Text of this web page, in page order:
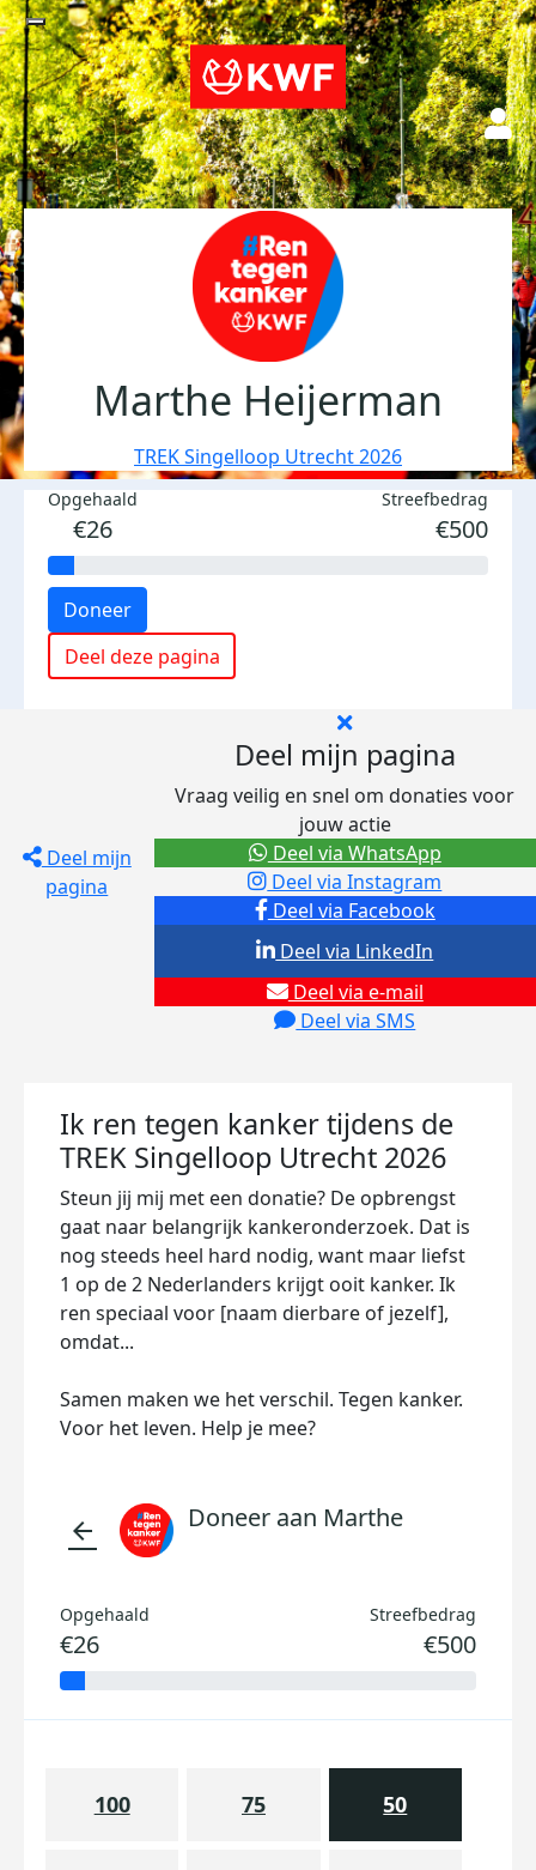
Marthe Heijerman
TREK Singelloop Utrecht 2026
Opgehaald
€26
Streefbedrag
€500
Doneer
Deel deze pagina
Deel mijn
pagina
Deel mijn pagina
Vraag veilig en snel om donaties voor
jouw actie
Deel via Facebook
Deel via Instagram
Deel via e-mail
Deel via SMS
Deel via LinkedIn
Deel via WhatsApp
Ik ren tegen kanker tijdens de
TREK Singelloop Utrecht 2026
Steun jij mij met een donatie? De opbrengst
gaat naar belangrijk kankeronderzoek. Dat is
nog steeds heel hard nodig, want maar liefst
1 op de 2 Nederlanders krijgt ooit kanker. Ik
ren speciaal voor [naam dierbare of jezelf],
omdat...
Samen maken we het verschil. Tegen kanker.
Voor het leven. Help je mee?
arrow_back Doneer aan Marthe
Opgehaald
€26
Streefbedrag
€500
100 75 50